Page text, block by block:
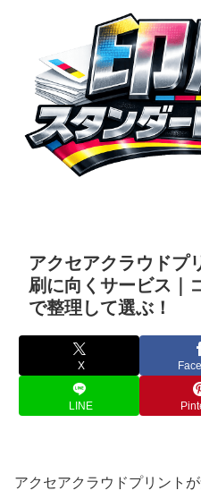
アクセアクラウドプ
刷に向くサービス｜
で整理して選ぶ！
X
LINE
アクセアクラウドプリント